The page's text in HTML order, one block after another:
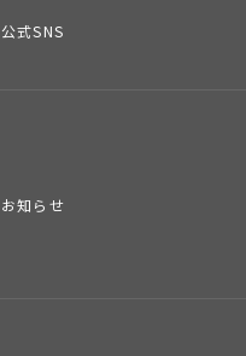
公式SNS
お知らせ